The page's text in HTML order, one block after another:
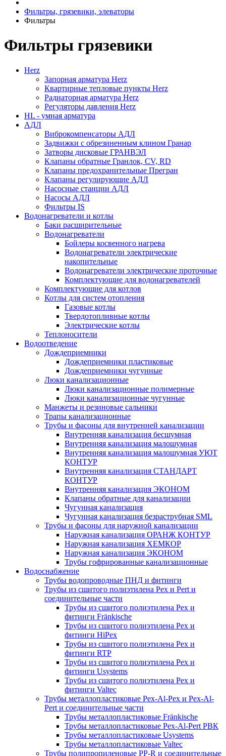
Фильтры, грязевики, элеваторы
Фильтры
Фильтры грязевики
Herz
Запорная арматура Herz
Квартирные тепловые пункты Herz
Радиаторная арматура Herz
Регуляторы давления Herz
HL - умная арматура
АДЛ
Виброкомпенсаторы АДЛ
Задвижки с обрезиненным клином Гранар
Затворы дисковые ГРАНВЭЛ
Клапаны обратные Гранлок, CV, RD
Клапаны предохранительные Прегран
Клапаны регулирующие АДЛ
Насосные станции АДЛ
Насосы АДЛ
Фильтры IS
Водонагреватели и котлы
Баки расширительные
Водонагреватели
Бойлеры косвенного нагрева
Водонагреватели электрические
накопительные
Водонагреватели электрические проточные
Комплектующие для водонагревателей
Комплектующие для котлов
Котлы для систем отопления
Газовые котлы
Твердотопливные котлы
Электрические котлы
Теплоносители
Водоотведение
Дождеприемники
Дождеприемники пластиковые
Дождеприемники чугунные
Люки канализационные
Люки канализационные полимерные
Люки канализационные чугунные
Манжеты и резиновые сальники
Трапы канализационные
Трубы и фасоны для внутренней канализации
Внутренняя канализация бесшумная
Внутренняя канализация малошумная
Внутренняя канализация малошумная УЮТ
КОНТУР
Внутренняя канализация СТАНДАРТ
КОНТУР
Внутренняя канализация ЭКОНОМ
Клапаны обратные для канализации
Чугунная канализация
Чугунная канализация безраструбная SML
Трубы и фасоны для наружной канализации
Наружная канализация ОРАНЖ КОНТУР
Наружная канализация ХЕМКОР
Наружная канализация ЭКОНОМ
Трубы гофрированные канализационные
Водоснабжение
Трубы водопроводные ПНД и фитинги
Трубы из сшитого полиэтилена Pex и Pert и
соединительные части
Трубы из сшитого полиэтилена Pex и
фитинги Fränkische
Трубы из сшитого полиэтилена Pex и
фитинги HiPex
Трубы из сшитого полиэтилена Pex и
фитинги RTP
Трубы из сшитого полиэтилена Pex и
фитинги Usystems
Трубы из сшитого полиэтилена Pex и
фитинги Valtec
Трубы металлопластиковые Pex-Al-Pex и Pex-Al-
Pert и соединительные части
Трубы металлопластиковые Fränkische
Трубы металлопластиковые Pex-Al-Pert РВК
Трубы металлопластиковые Usystems
Трубы металлопластиковые Valtec
Трубы полипропиленовые PP-R и соединительные